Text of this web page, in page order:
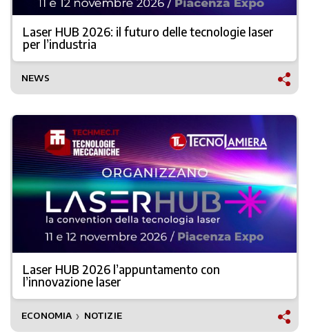
Laser HUB 2026: il futuro delle tecnologie laser
per l’industria
NEWS
Laser HUB 2026 l’appuntamento con
l’innovazione laser
ECONOMIA ❯ NOTIZIE